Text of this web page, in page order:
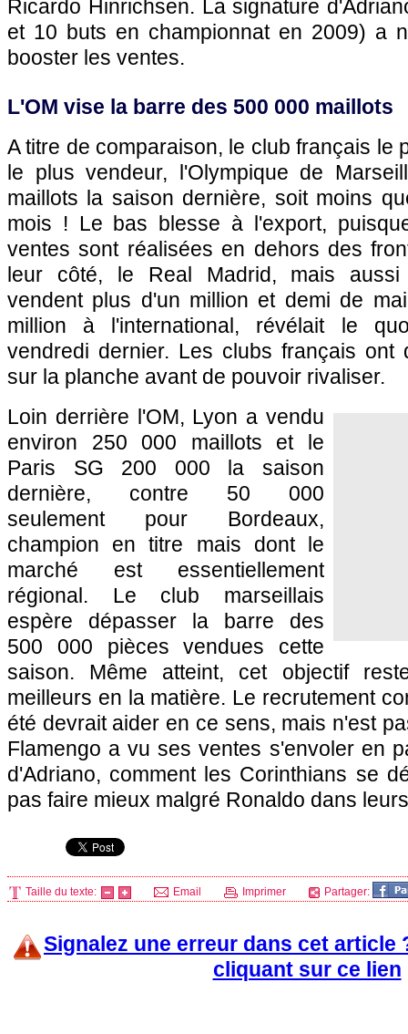
Ricardo Hinrichsen. La signature
et 10 buts en championnat en 2009) a
booster les ventes.
L'OM vise la barre des 500 000 maillots
A titre de comparaison, le club français le
le plus vendeur, l'Olympique de
maillots la saison dernière, soit moins
mois ! Le bas blesse à l'export,
ventes sont réalisées en dehors des
leur côté, le Real Madrid, mais aussi
vendent plus d'un million et demi de
million à l'international, révélait le
vendredi dernier. Les clubs français ont
sur la planche avant de pouvoir rivaliser.
Loin derrière l'OM, Lyon a vendu
environ 250 000 maillots et le
Paris SG 200 000 la saison
dernière, contre 50 000
seulement pour Bordeaux,
champion en titre mais dont le
marché est essentiellement
régional. Le club marseillais
espère dépasser la barre des
500 000 pièces vendues cette
saison. Même atteint, cet objectif
meilleurs en la matière. Le recrutement
été devrait aider en ce sens, mais n'est
Flamengo a vu ses ventes s'envoler en
d'Adriano, comment les Corinthians se
pas faire mieux malgré Ronaldo dans
Taille du texte: Email Imprimer Partager:
Signalez une erreur dans cet article
cliquant sur ce lien